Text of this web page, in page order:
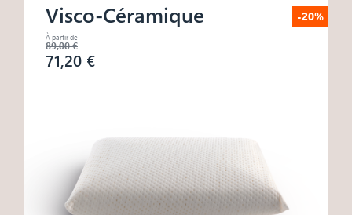
Visco-Céramique
À partir de
89,00 €
71,20 €
-20%